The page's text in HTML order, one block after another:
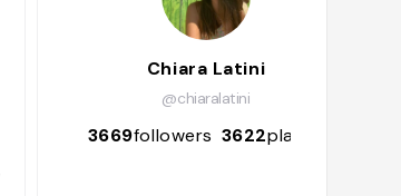
Chiara Latini
@chiaralatini
3669followers 3622places